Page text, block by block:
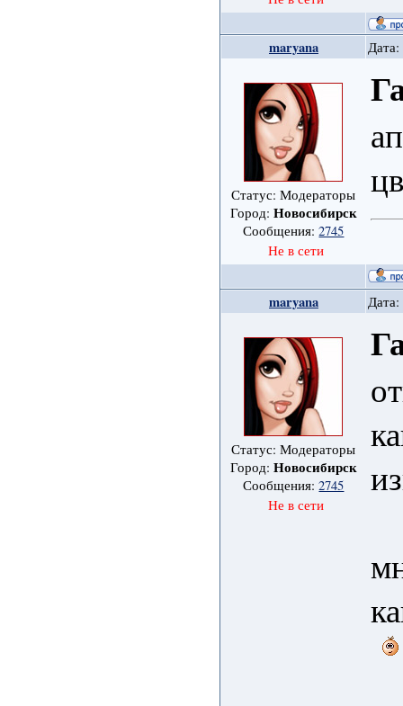
maryana Дата:
Статус: Модераторы
Город: Новосибирск
Сообщения:2745
Не в сети
maryana
Статус: Модераторы
Город: Новосибирск
Сообщения:2745
Не в сети